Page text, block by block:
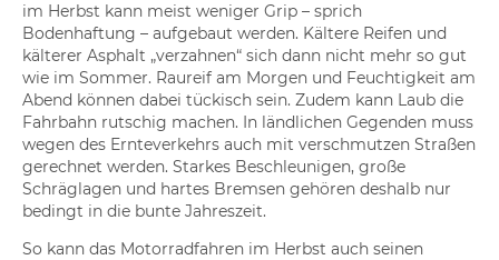
im Herbst kann meist weniger Grip – sprich
Bodenhaftung – aufgebaut werden. Kältere Reifen und
kälterer Asphalt „verzahnen“ sich dann nicht mehr so gut
wie im Sommer. Raureif am Morgen und Feuchtigkeit am
Abend können dabei tückisch sein. Zudem kann Laub die
Fahrbahn rutschig machen. In ländlichen Gegenden muss
wegen des Ernteverkehrs auch mit verschmutzen Straßen
gerechnet werden. Starkes Beschleunigen, große
Schräglagen und hartes Bremsen gehören deshalb nur
bedingt in die bunte Jahreszeit.
So kann das Motorradfahren im Herbst auch seinen